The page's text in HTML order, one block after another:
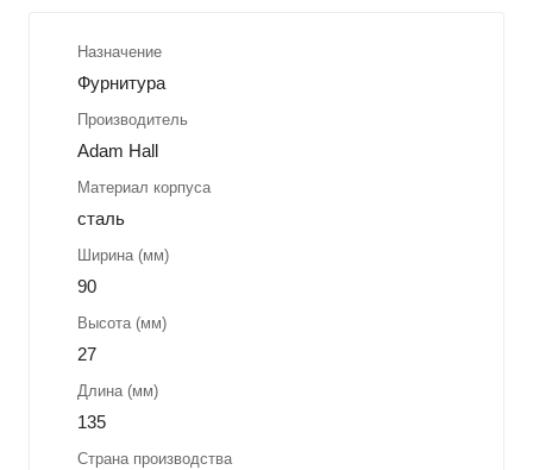
Назначение
Фурнитура
Производитель
Adam Hall
Материал корпуса
сталь
Ширина (мм)
90
Высота (мм)
27
Длина (мм)
135
Страна производства